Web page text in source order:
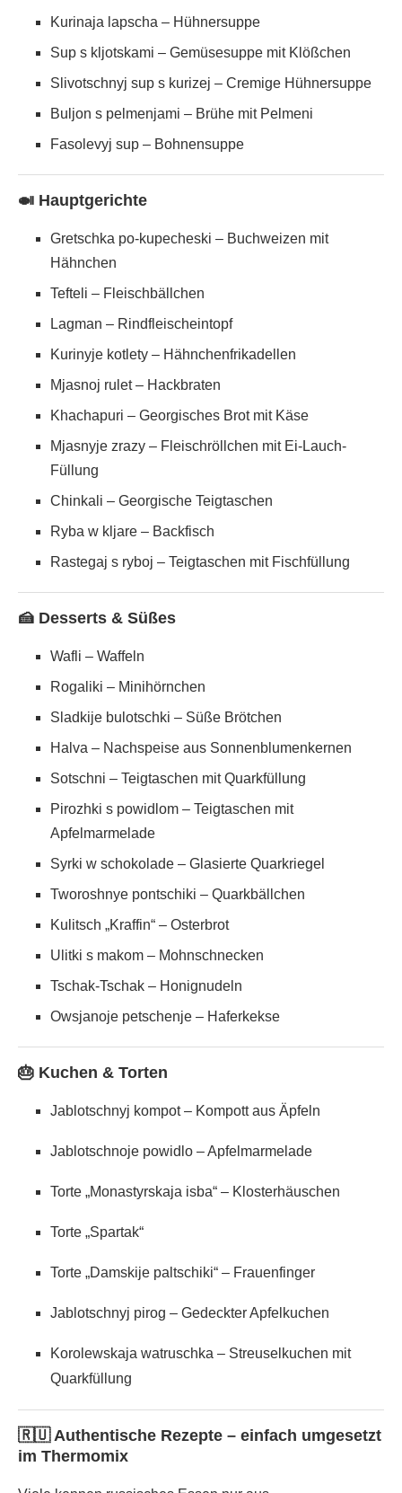
Kurinaja lapscha – Hühnersuppe
Sup s kljotskami – Gemüsesuppe mit Klößchen
Slivotschnyj sup s kurizej – Cremige Hühnersuppe
Buljon s pelmenjami – Brühe mit Pelmeni
Fasolevyj sup – Bohnensuppe
🍛 Hauptgerichte
Gretschka po-kupecheski – Buchweizen mit
Hähnchen
Tefteli – Fleischbällchen
Lagman – Rindfleischeintopf
Kurinyje kotlety – Hähnchenfrikadellen
Mjasnoj rulet – Hackbraten
Khachapuri – Georgisches Brot mit Käse
Mjasnyje zrazy – Fleischröllchen mit Ei-Lauch-
Füllung
Chinkali – Georgische Teigtaschen
Ryba w kljare – Backfisch
Rastegaj s ryboj – Teigtaschen mit Fischfüllung
🍰 Desserts & Süßes
Wafli – Waffeln
Rogaliki – Minihörnchen
Sladkije bulotschki – Süße Brötchen
Halva – Nachspeise aus Sonnenblumenkernen
Sotschni – Teigtaschen mit Quarkfüllung
Pirozhki s powidlom – Teigtaschen mit
Apfelmarmelade
Syrki w schokolade – Glasierte Quarkriegel
Tworoshnye pontschiki – Quarkbällchen
Kulitsch „Kraffin“ – Osterbrot
Ulitki s makom – Mohnschnecken
Tschak-Tschak – Honignudeln
Owsjanoje petschenje – Haferkekse
🎂 Kuchen & Torten
Jablotschnyj kompot – Kompott aus Äpfeln
Jablotschnoje powidlo – Apfelmarmelade
Torte „Monastyrskaja isba“ – Klosterhäuschen
Torte „Spartak“
Torte „Damskije paltschiki“ – Frauenfinger
Jablotschnyj pirog – Gedeckter Apfelkuchen
Korolewskaja watruschka – Streuselkuchen mit
Quarkfüllung
🇷🇺 Authentische Rezepte – einfach umgesetzt
im Thermomix